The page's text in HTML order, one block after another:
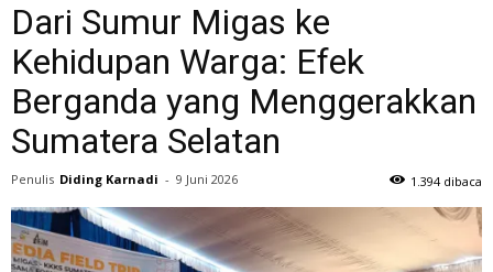
Dari Sumur Migas ke
Kehidupan Warga: Efek
Berganda yang Menggerakkan
Sumatera Selatan
Penulis Diding Karnadi - 9 Juni 2026 1.394 dibaca